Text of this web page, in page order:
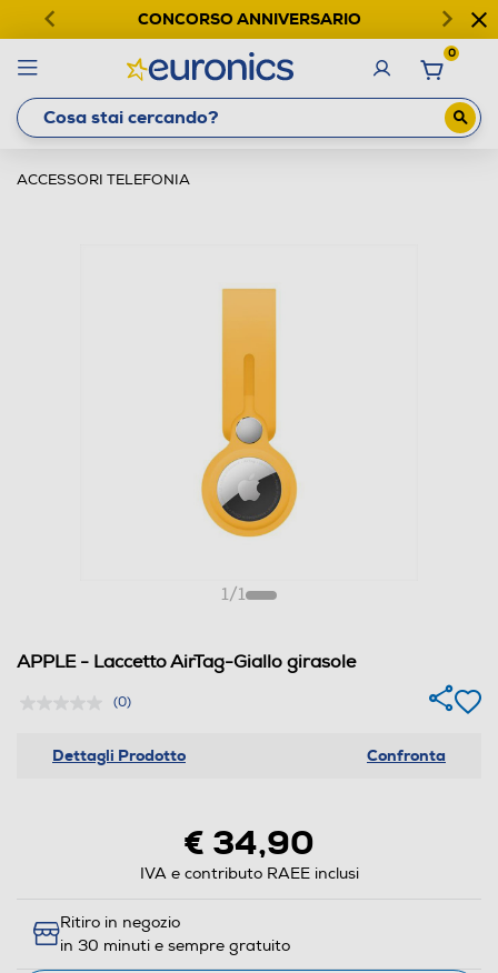
CONCORSO ANNIVERSARIO
0
ACCESSORI TELEFONIA
1/1
APPLE - Laccetto AirTag-Giallo girasole
(0)
Dettagli Prodotto Confronta
€ 34,90
IVA e contributo RAEE inclusi
Ritiro in negozio
in 30 minuti e sempre gratuito